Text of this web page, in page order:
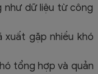
như dữ liệu từ công
xuất gặp nhiều khó
tổng hợp và quản